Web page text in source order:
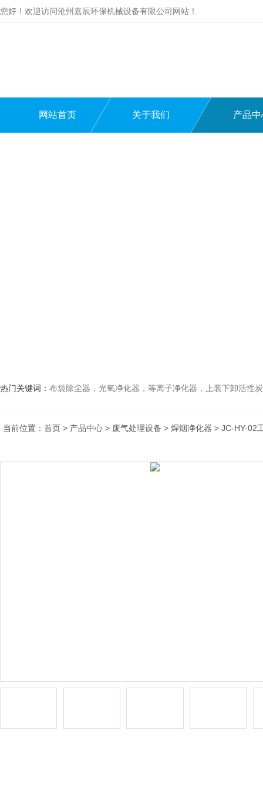
您好！欢迎访问沧州嘉辰环保机械设备有限公司网站！
网站首页 关于我们 产品中
热门关键词： 布袋除尘器，光氧净化器，等离子净化器，上装下卸活性炭吸附箱，打磨除尘
当前位置： 首页 > 产品中心 > 废气处理设备 > 焊烟净化器 > JC-HY-02